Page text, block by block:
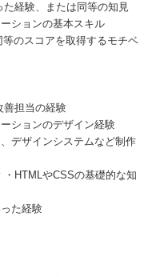
た経験、または同等の知見
ションの基本スキル
等のスコアを取得するモチベ
善担当の経験
ションのデザイン経験
デザインシステムなど制作
・HTMLやCSSの基礎的な知
た経験